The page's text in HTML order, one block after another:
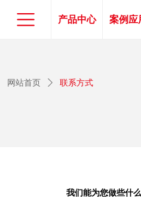
产品中心 案例应
我们能为您做些什
网站首页 ꄲ 联系方式